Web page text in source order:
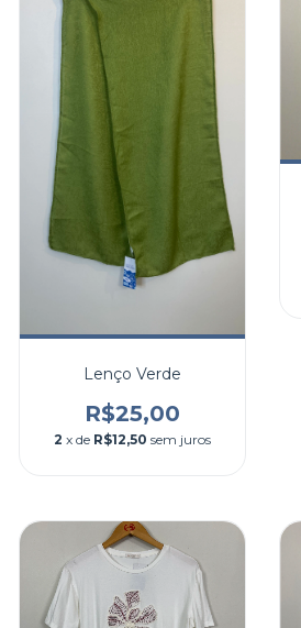
Lenço Verde
R$25,00
2 x de R$12,50 sem juros